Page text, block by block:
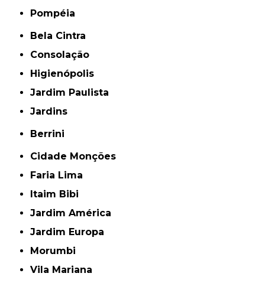
Pompéia
Bela Cintra
Consolação
Higienópolis
Jardim Paulista
Jardins
Berrini
Cidade Monções
Faria Lima
Itaim Bibi
Jardim América
Jardim Europa
Morumbi
Vila Mariana